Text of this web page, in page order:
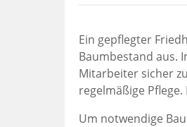
Ein gepflegter
Baumbestand aus.
Mitarbeiter sicher
regelmäßige
Um notwendige